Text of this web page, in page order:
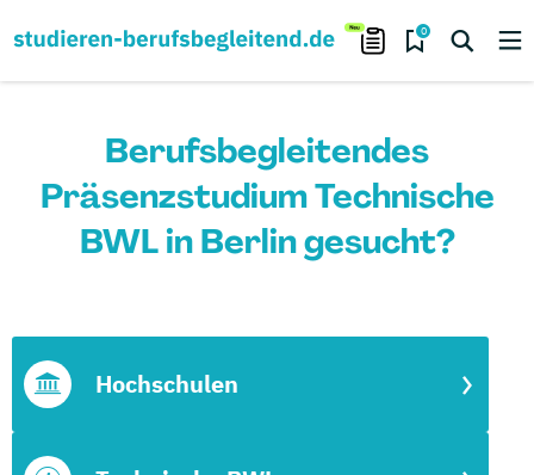
0
Berufsbegleitendes
Präsenzstudium Technische
BWL in Berlin gesucht?
Hochschulen